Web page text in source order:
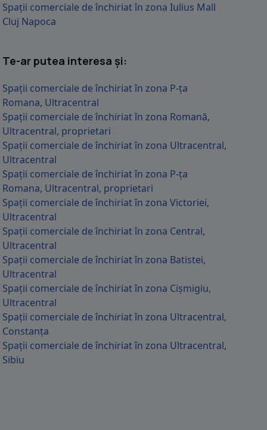
spatiu comercial prin destinatie, parter, suprafata utila
spatiu comercial prin destinatie, parter, suprafata utila
Spații comerciale de închiriat în zona Iulius Mall
Cluj Napoca
Te-ar putea interesa și:
Spații comerciale de închiriat în zona P-ța
Romana, Ultracentral
Spații comerciale de închiriat în zona Romană,
Ultracentral, proprietari
Spații comerciale de închiriat în zona Ultracentral,
Ultracentral
Spații comerciale de închiriat în zona P-ța
Romana, Ultracentral, proprietari
Spații comerciale de închiriat în zona Victoriei,
Ultracentral
Spații comerciale de închiriat în zona Central,
Ultracentral
Spații comerciale de închiriat în zona Batistei,
Ultracentral
Spații comerciale de închiriat în zona Cișmigiu,
Ultracentral
Spații comerciale de închiriat în zona Ultracentral,
Constanța
Spații comerciale de închiriat în zona Ultracentral,
Sibiu